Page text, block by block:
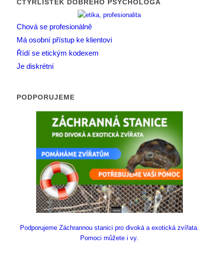
ČTYŘLÍSTEK DOBRÉHO PSYCHOLOGA
Chová se profesionálně
Má osobní přístup ke klientovi
Řídí se etickým kodexem
Je diskrétní
PODPORUJEME
Podporujeme Záchrannou stanici pro divoká a exotická zvířata.
Pomoci můžete i vy.